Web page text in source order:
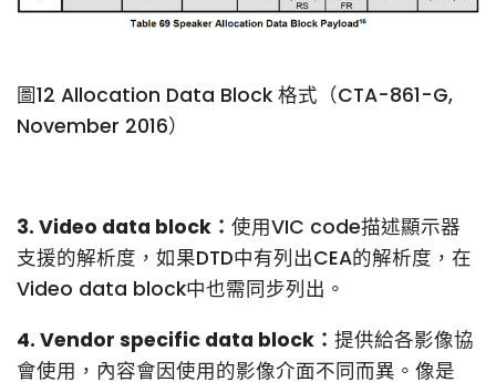
圖12 Allocation Data Block 格式（CTA-861-G,
November 2016）
3. Video data block： 使用VIC code描述顯示器
支援的解析度，如果DTD中有列出CEA的解析度，在
Video data block中也需同步列出。
4. Vendor specific data block： 提供給各影像協
會使用，內容會因使用的影像介面不同而異。像是